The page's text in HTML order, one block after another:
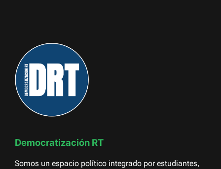
Democratización RT
Somos un espacio político integrado por estudiantes,